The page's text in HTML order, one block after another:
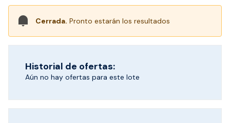
Cerrada. Pronto estarán los resultados
Historial de ofertas:
Aún no hay ofertas para este lote